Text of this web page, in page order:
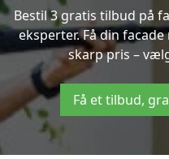
Bestil 3 gratis tilbud på
eksperter. Få din
skarp pris –
Få et tilbud,